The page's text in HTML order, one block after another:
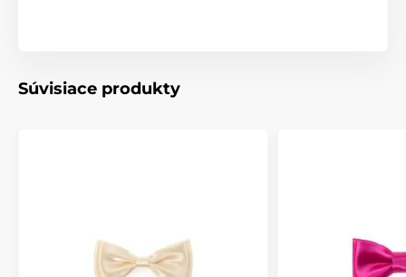
Súvisiace produkty